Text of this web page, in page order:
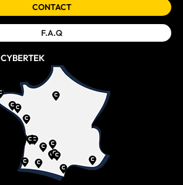
CONTACT
F.A.Q